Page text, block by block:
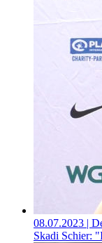
08.07.2023 |
Skadi Schier: